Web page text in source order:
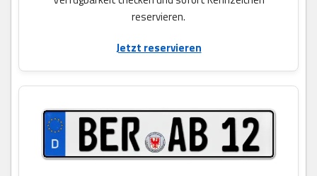
reservieren.
Jetzt reservieren